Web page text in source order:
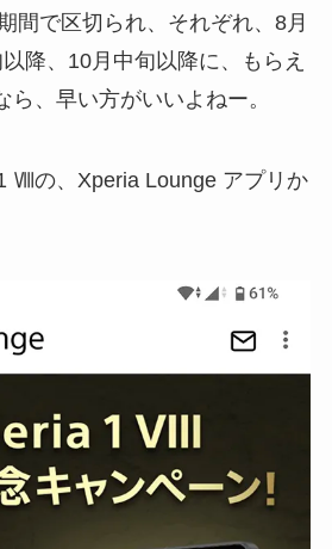
間で区切られ、それぞれ、8月
降、10月中旬以降に、もらえ
ら、早い方がいいよねー。
Ⅷの、Xperia Lounge アプリか